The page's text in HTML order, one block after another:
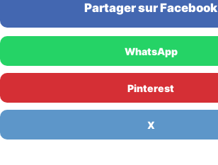
Partager sur Facebook
WhatsApp
Pinterest
X